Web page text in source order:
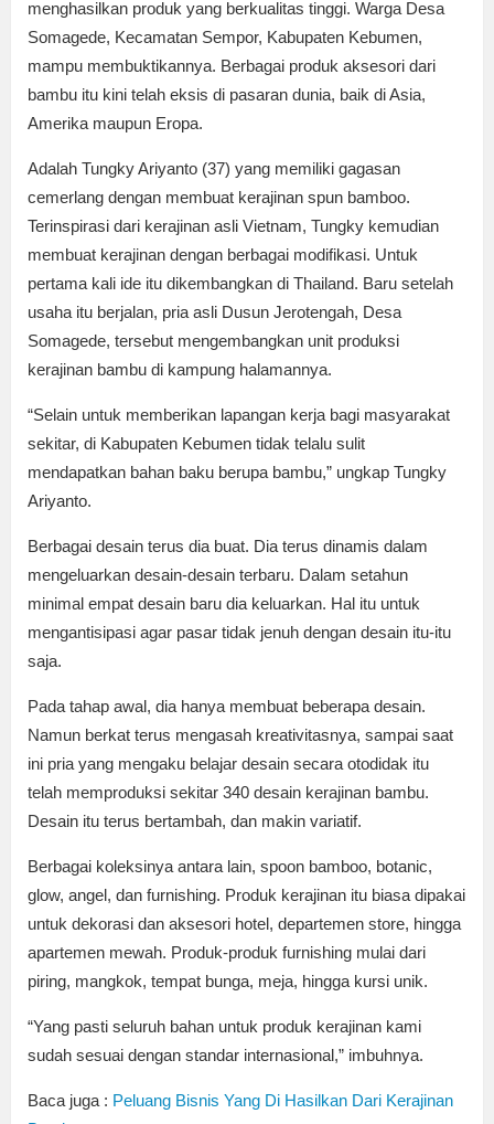
menghasilkan produk yang berkualitas tinggi. Warga Desa
Somagede, Kecamatan Sempor, Kabupaten Kebumen,
mampu membuktikannya. Berbagai produk aksesori dari
bambu itu kini telah eksis di pasaran dunia, baik di Asia,
Amerika maupun Eropa.
Adalah Tungky Ariyanto (37) yang memiliki gagasan
cemerlang dengan membuat kerajinan spun bamboo.
Terinspirasi dari kerajinan asli Vietnam, Tungky kemudian
membuat kerajinan dengan berbagai modifikasi. Untuk
pertama kali ide itu dikembangkan di Thailand. Baru setelah
usaha itu berjalan, pria asli Dusun Jerotengah, Desa
Somagede, tersebut mengembangkan unit produksi
kerajinan bambu di kampung halamannya.
“Selain untuk memberikan lapangan kerja bagi masyarakat
sekitar, di Kabupaten Kebumen tidak telalu sulit
mendapatkan bahan baku berupa bambu,” ungkap Tungky
Ariyanto.
Berbagai desain terus dia buat. Dia terus dinamis dalam
mengeluarkan desain-desain terbaru. Dalam setahun
minimal empat desain baru dia keluarkan. Hal itu untuk
mengantisipasi agar pasar tidak jenuh dengan desain itu-itu
saja.
Pada tahap awal, dia hanya membuat beberapa desain.
Namun berkat terus mengasah kreativitasnya, sampai saat
ini pria yang mengaku belajar desain secara otodidak itu
telah memproduksi sekitar 340 desain kerajinan bambu.
Desain itu terus bertambah, dan makin variatif.
Berbagai koleksinya antara lain, spoon bamboo, botanic,
glow, angel, dan furnishing. Produk kerajinan itu biasa dipakai
untuk dekorasi dan aksesori hotel, departemen store, hingga
apartemen mewah. Produk-produk furnishing mulai dari
piring, mangkok, tempat bunga, meja, hingga kursi unik.
“Yang pasti seluruh bahan untuk produk kerajinan kami
sudah sesuai dengan standar internasional,” imbuhnya.
Baca juga : Peluang Bisnis Yang Di Hasilkan Dari Kerajinan